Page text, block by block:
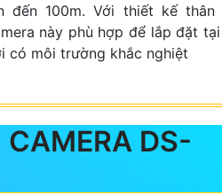
đến 100m. Với thiết kế
này phù hợp để lắp đặt
có môi trường khắc nghiệt
DS-